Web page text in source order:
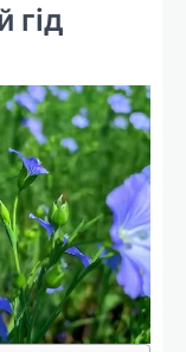
гід